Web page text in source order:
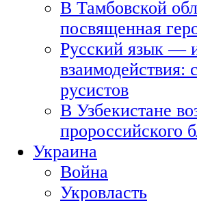
В Тамбовской
посвященная
Русский язык —
взаимодействия:
русистов
В Узбекистане
пророссийского
Украина
Война
Укровласть